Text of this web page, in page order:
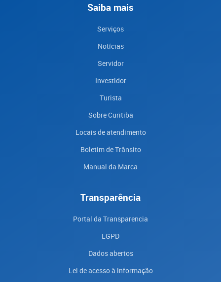
Saiba mais
Serviços
Notícias
Servidor
Investidor
Turista
Sobre Curitiba
Locais de atendimento
Boletim de Trânsito
Manual da Marca
Transparência
Portal da Transparencia
LGPD
Dados abertos
Lei de acesso à informação